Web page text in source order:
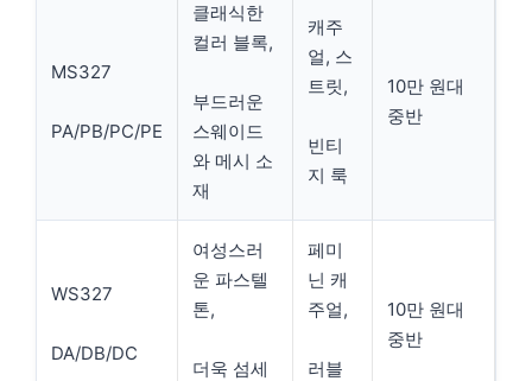
MS327
PA/PB/PC/PE
클래식한
컬러 블록,
부드러운
스웨이드
와 메시 소
재
캐주
얼, 스
트릿,
빈티
지 룩
10만 원대
중반
WS327
DA/DB/DC
여성스러
운 파스텔
톤,
더욱 섬세
페미
닌 캐
주얼,
러블
10만 원대
중반